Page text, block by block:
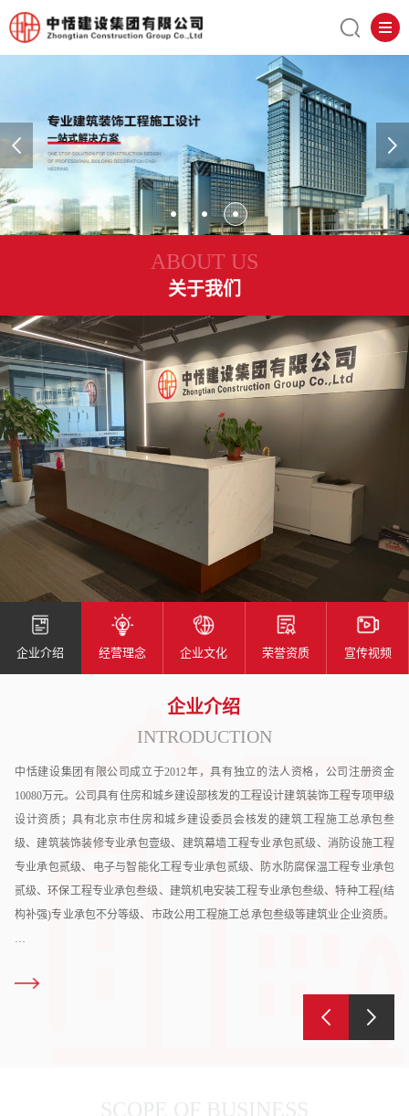
ABOUT US
关于我们
企业介绍 经营理念 企业文化 荣誉资质 宣传视频
企业介绍
INTRODUCTION
中恬建设集团有限公司成立于2012年，具有独立的法人资格，公司注册资金
10080万元。公司具有住房和城乡建设部核发的工程设计建筑装饰工程专项甲级
设计资质；具有北京市住房和城乡建设委员会核发的建筑工程施工总承包叁
级、建筑装饰装修专业承包壹级、建筑幕墙工程专业承包贰级、消防设施工程
专业承包贰级、电子与智能化工程专业承包贰级、防水防腐保温工程专业承包
贰级、环保工程专业承包叁级、建筑机电安装工程专业承包叁级、特种工程(结
构补强)专业承包不分等级、市政公用工程施工总承包叁级等建筑业企业资质。